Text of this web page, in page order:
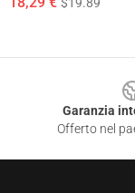
Garanzia
Offerto nel